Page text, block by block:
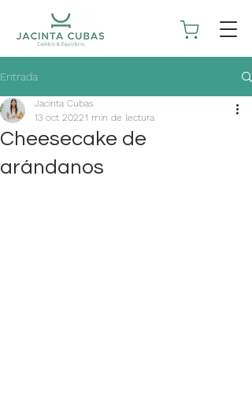
Entrada
Cheesecake de
arándanos
Jacinta Cubas
13 oct 20221 min de lectura